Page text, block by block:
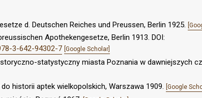
d. Deutschen Reiches und Preussen, Berlin 1925.
Apothekengesetze, Berlin 1913. DOI:
3-642-94302-7 [Google Scholar]
statystyczny miasta Poznania w dawniejszych
historii aptek wielkopolskich, Warszawa 1909. [Google